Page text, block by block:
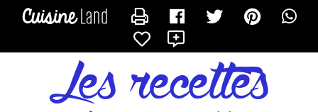
les recettes
CONTACTER PÉPETTE13